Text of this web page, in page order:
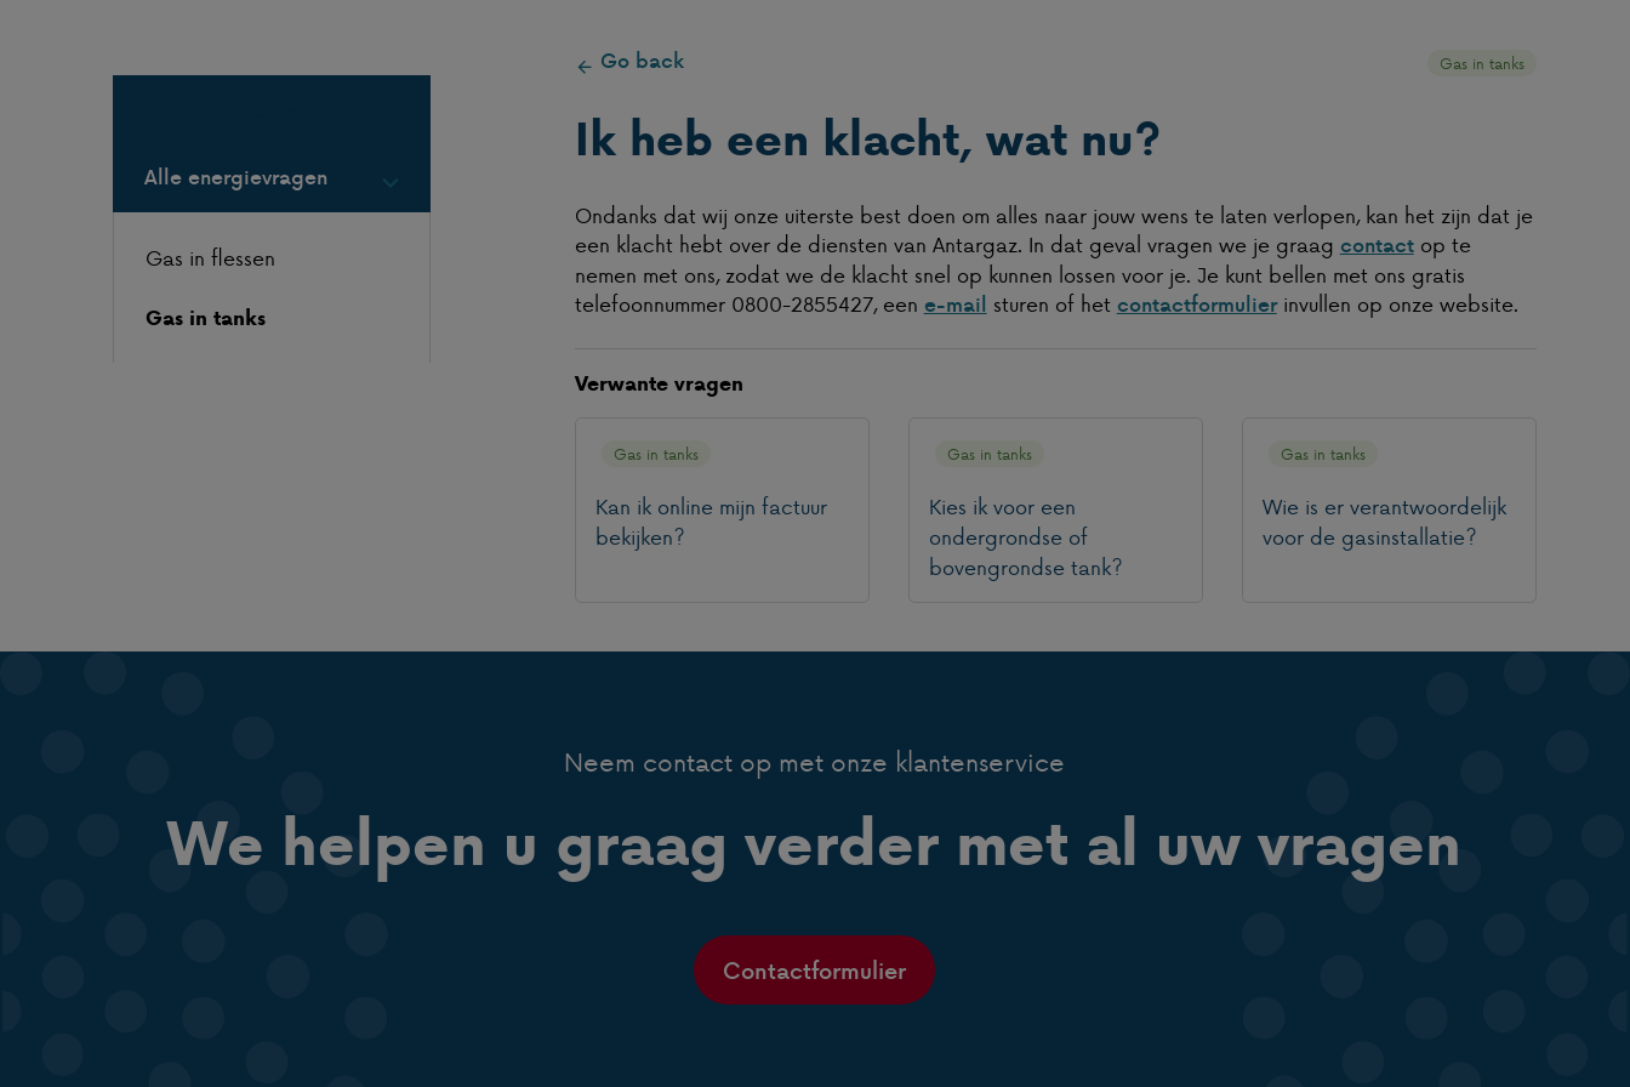
Alle energievragen
Gas in flessen
Gas in tanks
Go back Gas in tanks
Ik heb een klacht, wat nu?
Ondanks dat wij onze uiterste best doen om alles naar jouw wens te laten verlopen, kan het zijn dat je
een klacht hebt over de diensten van Antargaz. In dat geval vragen we je graag contactop te
nemen met ons, zodat we de klacht snel op kunnen lossen voor je. Je kunt bellen met ons gratis
telefoonnummer 0800-2855427, een e-mail sturen of het contactformulierinvullen op onze website.
Verwante vragen
Kan ik online mijn factuur
bekijken?
Gas in tanks
Kies ik voor een
ondergrondse of
bovengrondse tank?
Gas in tanks
Wie is er verantwoordelijk
voor de gasinstallatie?
Gas in tanks
Neem contact op met onze klantenservice
We helpen u graag verder met al uw vragen
Contactformulier